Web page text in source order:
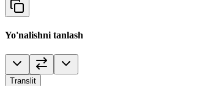
Yo'nalishni tanlash
Translit